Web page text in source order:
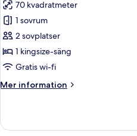
för
Executive
Suite
70 kvadratmeter
1 sovrum
2 sovplatser
1 kingsize-säng
Gratis wi-fi
Mer information
Mer
Suite